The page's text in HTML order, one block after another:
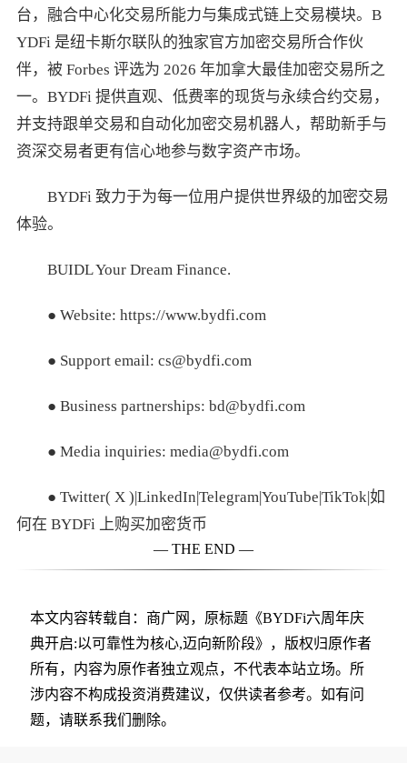
台，融合中心化交易所能力与集成式链上交易模块。B
YDFi 是纽卡斯尔联队的独家官方加密交易所合作伙
伴，被 Forbes 评选为 2026 年加拿大最佳加密交易所之
一。BYDFi 提供直观、低费率的现货与永续合约交易，
并支持跟单交易和自动化加密交易机器人，帮助新手与
资深交易者更有信心地参与数字资产市场。
BYDFi 致力于为每一位用户提供世界级的加密交易
体验。
BUIDL Your Dream Finance.
● Website: https://www.bydfi.com
● Support email: cs@bydfi.com
● Business partnerships: bd@bydfi.com
● Media inquiries: media@bydfi.com
● Twitter( X )|LinkedIn|Telegram|YouTube|TikTok|如
何在 BYDFi 上购买加密货币
— THE END —
本文内容转载自：商广网，原标题《BYDFi六周年庆
典开启:以可靠性为核心,迈向新阶段》，版权归原作者
所有，内容为原作者独立观点，不代表本站立场。所
涉内容不构成投资消费建议，仅供读者参考。如有问
题，请联系我们删除。